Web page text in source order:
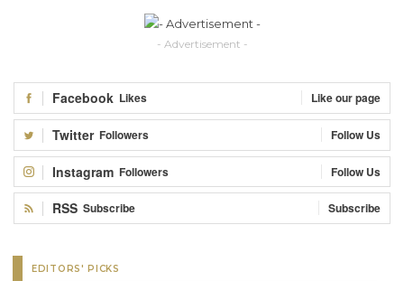
- Advertisement -
Facebook Likes Like our page
Twitter Followers Follow Us
Instagram Followers Follow Us
RSS Subscribe Subscribe
EDITORS' PICKS